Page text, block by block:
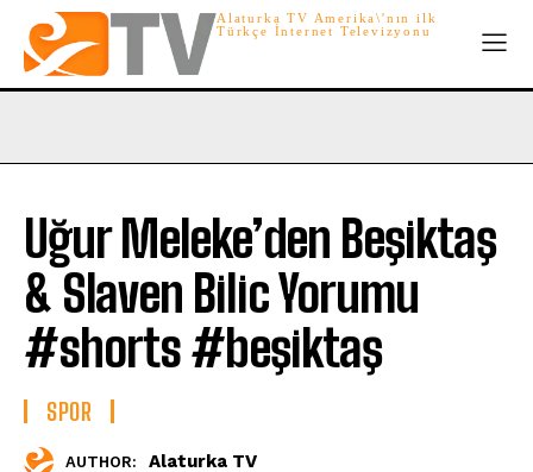
Alaturka TV Amerika\'nın ilk
Türkçe İnternet Televizyonu
Uğur Meleke’den Beşiktaş
& Slaven Bilic Yorumu
#shorts #beşiktaş
SPOR
AUTHOR: Alaturka TV